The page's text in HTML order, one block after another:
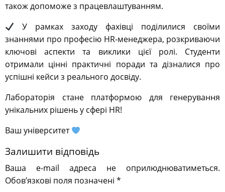
також допоможе з працевлаштуванням.
У рамках заходу фахівці поділилися своїми
знаннями про професію HR-менеджера, розкриваючи
ключові аспекти та виклики цієї ролі. Студенти
отримали цінні практичні поради та дізналися про
успішні кейси з реального досвіду.
Лабораторія стане платформою для генерування
унікальних рішень у сфері HR!
Ваш університет
Залишити відповідь
Ваша e-mail адреса не оприлюднюватиметься.
Обов’язкові поля позначені *